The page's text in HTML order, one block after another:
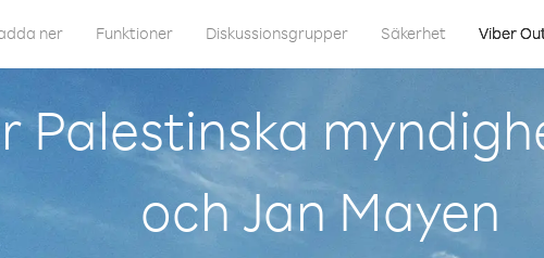
ner Funktioner Diskussionsgrupper Säkerhet Viber
Palestinska
och Jan Mayen